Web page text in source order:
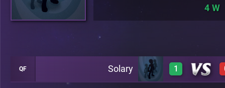
4
QF Solary 1